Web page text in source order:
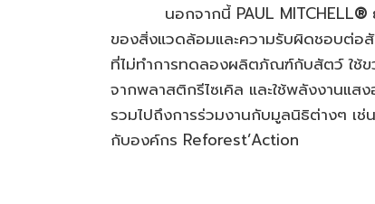
นอกจากนี้ PAUL MITCHELL®
ของสิ่งแวดล้อมและความรับผิดชอบต่อ
ที่ไม่ทำการทดลองผลิตภัณฑ์กับสัตว์ ใช้
จากพลาสติกรีไซเคิล และใช้พลังงานแส
รวมไปถึงการร่วมงานกับมูลนิธิต่างๆ เ
กับองค์กร Reforest’Action